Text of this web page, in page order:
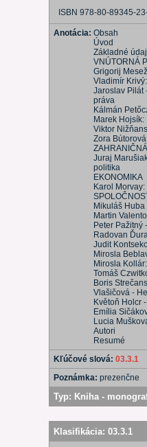
ISBN 978-80-89345-
Anotácia: Obsah
Úvod
Základné
VNÚTORNÁ
Grigorij
Vladimír
Jaroslav Pilát
práva
Kálmán
Marek
Viktor
Zora
Juraj
politika
EKONOMIKA
Karol
Mikuláš
Martin
Peter Pažitný
Radovan
Judit
Mirosla
Mirosla
Tomáš
Boris
Vlašičová -
Květoň Holcr
Emília
Lucia
Autori
Resumé
Kľúčové slová: 03.3.1
Poznámka: prezenčne
Typ: Kniha -
Klasifikácia: 03.3.1